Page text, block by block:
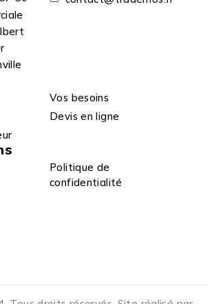
Vos besoins
Devis en ligne
Politique de
confidentialité